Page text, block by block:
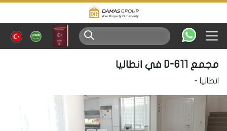
مجمع D-611 في انطاليا
انطاليا -